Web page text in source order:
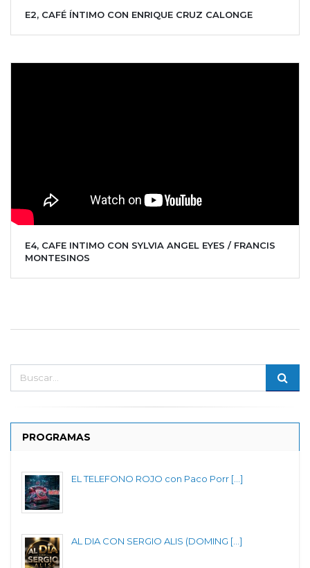
E2, CAFÉ ÍNTIMO CON ENRIQUE CRUZ CALONGE
E4, CAFE INTIMO CON SYLVIA ANGEL EYES / FRANCIS
MONTESINOS
PROGRAMAS
EL TELEFONO ROJO con Paco Porr [...]
AL DIA CON SERGIO ALIS (DOMING [...]